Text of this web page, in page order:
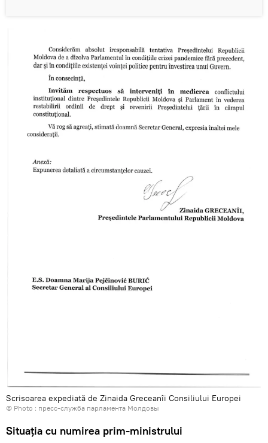
Scrisoarea expediată de Zinaida Greceanîi Consiliului Europei
© Photo : пресс-служба парламента Молдовы
Situația cu numirea prim-ministrului